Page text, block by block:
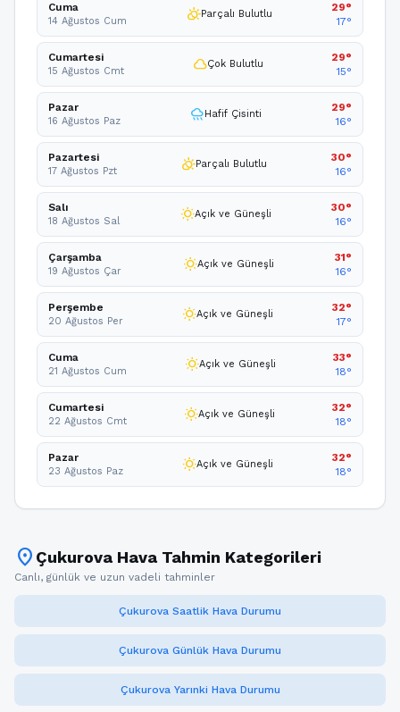
Cuma
14 Ağustos Cum partly_cloudy_dayParçalı Bulutlu
29°
17°
Cumartesi
15 Ağustos Cmt cloudÇok Bulutlu
29°
15°
Pazar
16 Ağustos Paz rainyHafif Çisinti
29°
16°
Pazartesi
17 Ağustos Pzt partly_cloudy_dayParçalı Bulutlu
30°
16°
Salı
18 Ağustos Sal wb_sunnyAçık ve Güneşli
30°
16°
Çarşamba
19 Ağustos Çar wb_sunnyAçık ve Güneşli
31°
16°
Perşembe
20 Ağustos Per wb_sunnyAçık ve Güneşli
32°
17°
Cuma
21 Ağustos Cum wb_sunnyAçık ve Güneşli
33°
18°
Cumartesi
22 Ağustos Cmt wb_sunnyAçık ve Güneşli
32°
18°
Pazar
23 Ağustos Paz wb_sunnyAçık ve Güneşli
32°
18°
location_on Çukurova Hava Tahmin Kategorileri
Canlı, günlük ve uzun vadeli tahminler
Çukurova Saatlik Hava Durumu
Çukurova Günlük Hava Durumu
Çukurova Yarınki Hava Durumu